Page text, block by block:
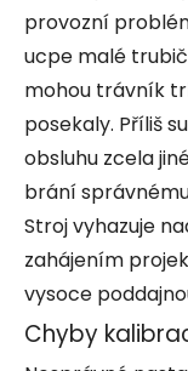
provozní
ucpe malé
mohou trávník
posekaly. Příliš
obsluhu zcela
brání
Stroj vyhazuje
zahájením
vysoce
Chyby